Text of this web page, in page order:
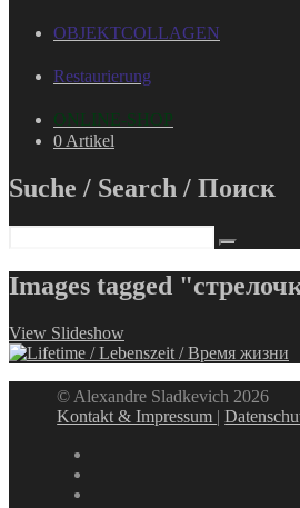
OBJEKTCOLLAGEN
Restaurierung
ONLINE-SHOP
0 Artikel
Suche / Search / Поиск
Images tagged
View Slideshow
© Alexandre Sladkevich 2026
Kontakt & Impressum |